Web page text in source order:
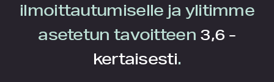
ilmoittautumiselle ja ylitimme
asetetun tavoitteen 3,6 -
kertaisesti.